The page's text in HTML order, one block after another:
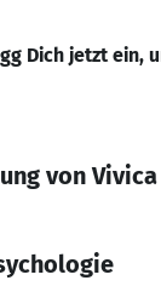
Dich jetzt ein,
von Vivica